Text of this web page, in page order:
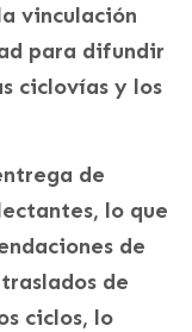
vinculación
para difundir
ciclovías y los
de
lo que
de
de
ciclos, lo